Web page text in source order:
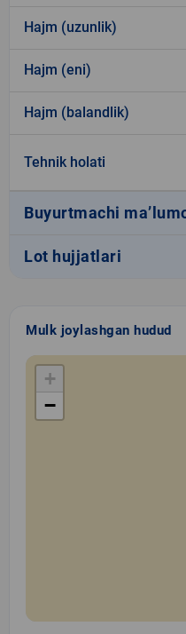
Hajm (uzunlik)
Hajm (eni)
Hajm (balandlik)
Tehnik holati
Buyurtmachi
Lot hujjatlari
Mulk joylashgan hudud
+
−